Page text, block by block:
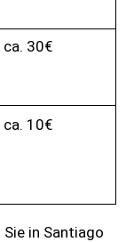
ca. 30€
ca. 10€
in Santiago